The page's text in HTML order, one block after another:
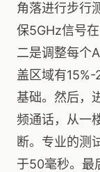
角落进行步行
保5GHz信号
二是调整每个
盖区域有
基础。然后，
频通话，从一
断。专业的测
于50毫秒。最